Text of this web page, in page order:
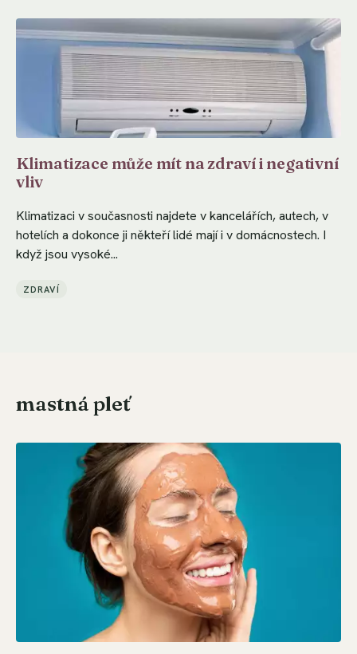
Klimatizace může mít na zdraví i negativní
vliv
Klimatizaci v současnosti najdete v kancelářích, autech, v
hotelích a dokonce ji někteří lidé mají i v domácnostech. I
když jsou vysoké...
ZDRAVÍ
mastná pleť